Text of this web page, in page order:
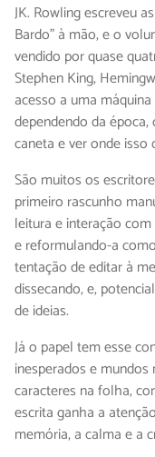
JK. Rowling escreveu
Bardo” à mão, e o
vendido por quase
Stephen King,
acesso a uma
dependendo da
caneta e ver onde isso
São muitos os
primeiro rascunho
leitura e interação
e reformulando-a
tentação de editar à
dissecando, e,
de ideias.
Já o papel tem esse
inesperados e
caracteres na folha,
escrita ganha a
memória, a calma e a